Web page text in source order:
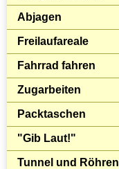
Abjagen
Freilaufareale
Fahrrad fahren
Zugarbeiten
Packtaschen
"Gib Laut!"
Tunnel und Röhren